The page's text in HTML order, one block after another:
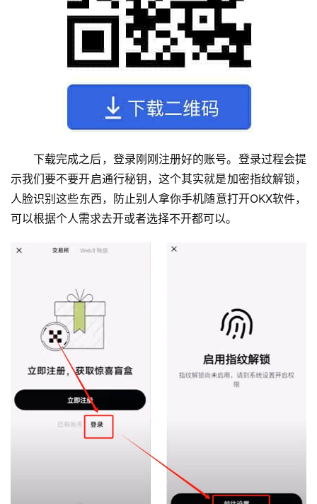
下载完成之后，登录刚刚注册好的账号。登录过程会提
示我们要不要开启通行秘钥，这个其实就是加密指纹解锁，
人脸识别这些东西，防止别人拿你手机随意打开OKX软件，
可以根据个人需求去开或者选择不开都可以。